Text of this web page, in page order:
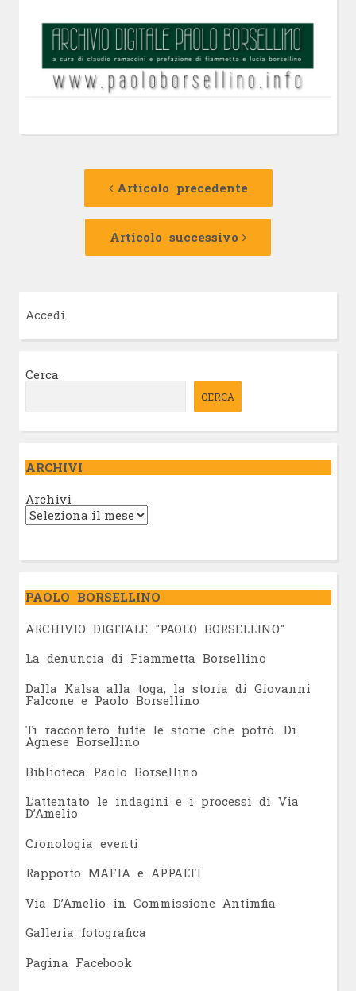
Navigazione
Articolo precedente
Articolo
Articolo successivo
Articolo
Accedi
Cerca
CERCA
ARCHIVI
Archivi
PAOLO BORSELLINO
ARCHIVIO DIGITALE "PAOLO BORSELLINO"
La denuncia di Fiammetta Borsellino
Dalla Kalsa alla toga, la storia di Giovanni
Falcone e Paolo Borsellino
Ti racconterò tutte le storie che potrò. Di
Agnese Borsellino
Biblioteca Paolo Borsellino
L’attentato le indagini e i processi di Via
D’Amelio
Cronologia eventi
Rapporto MAFIA e APPALTI
Via D’Amelio in Commissione Antimfia
Galleria fotografica
Pagina Facebook